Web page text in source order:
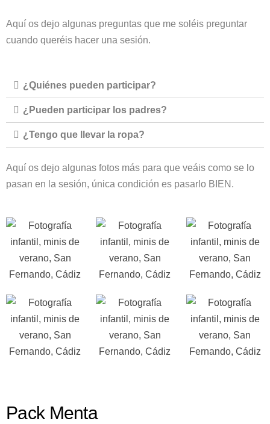
Aquí os dejo algunas preguntas que me soléis preguntar
cuando queréis hacer una sesión.
¿Quiénes pueden participar?
¿Pueden participar los padres?
¿Tengo que llevar la ropa?
Aquí os dejo algunas fotos más para que veáis como se lo
pasan en la sesión, única condición es pasarlo BIEN.
Pack Menta